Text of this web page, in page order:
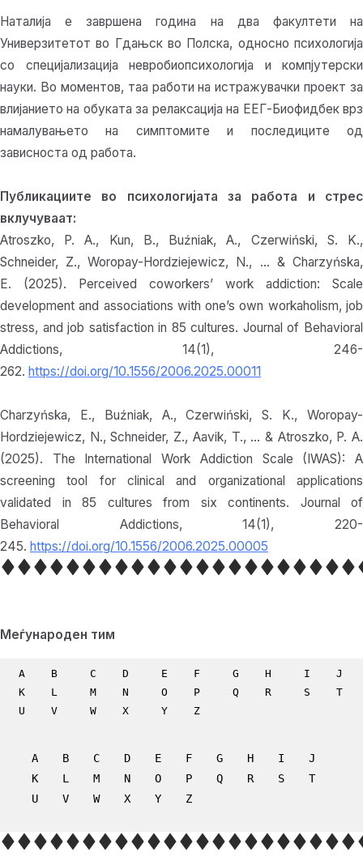
Наталија е завршена година на два факултети на
Универзитетот во Гдањск во Полска, односно психологија
со специјализација невробиопсихологија и компјутерски
науки. Во моментов, таа работи на истражувачки проект за
влијанието на обуката за релаксација на ЕЕГ-Биофидбек врз
намалувањето на симптомите и последиците од
зависноста од работа.
Публикациите во психологијата за работа и стрес
вклучуваат:
Atroszko, P. A., Kun, B., Buźniak, A., Czerwiński, S. K.,
Schneider, Z., Woropay-Hordziejewicz, N., … & Charzyńska,
E. (2025). Perceived coworkers’ work addiction: Scale
development and associations with one’s own workaholism, job
stress, and job satisfaction in 85 cultures. Journal of Behavioral
Addictions, 14(1), 246-
262. https://doi.org/10.1556/2006.2025.00011
Charzyńska, E., Buźniak, A., Czerwiński, S. K., Woropay-
Hordziejewicz, N., Schneider, Z., Aavik, T., … & Atroszko, P. A.
(2025). The International Work Addiction Scale (IWAS): A
screening tool for clinical and organizational applications
validated in 85 cultures from six continents. Journal of
Behavioral Addictions, 14(1), 220-
245. https://doi.org/10.1556/2006.2025.00005
Меѓународен тим
A B C D E F G H I
J
K
L M N O P Q R S
T
U
V W X Y Z
A B C D E F G H I
J
K
L M N O P Q R S
T
U
V W X Y Z